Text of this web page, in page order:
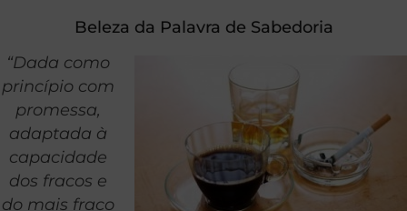
Beleza da Palavra de Sabedoria
“Dada como
princípio com
promessa,
adaptada à
capacidade
dos fracos e
do mais fraco